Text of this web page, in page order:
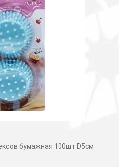
бумажная 100шт D5см